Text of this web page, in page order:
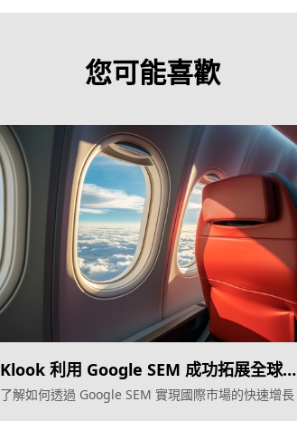
您可能喜歡
Klook 利用 Google SEM 成功拓展全球市
場
了解如何透過 Google SEM 實現國際市場的快速增長